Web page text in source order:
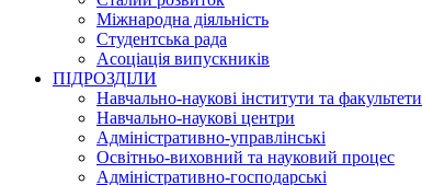
Міжнародна діяльність
Студентська рада
Асоціація випускників
ПІДРОЗДІЛИ
Навчально-наукові інститути та факультети
Навчально-наукові центри
Адміністративно-управлінські
Освітньо-виховний та науковий процес
Адміністративно-господарські